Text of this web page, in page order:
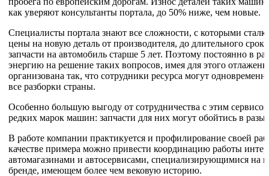
как уверяют консультанты портала, до 50% ниже, чем новые.
Специалисты портала знают все сложности, с которыми
цены на новую деталь от производителя, до длительного
запчасти на автомобиль старше 5 лет. Поэтому постоянно в
энергию на решение таких вопросов, имея для этого
организована так, что сотрудники ресурса могут
все разборки страны.
Особенно большую выгоду от сотрудничества с этим
редких марок машин: запчасти для них могут обойтись в
В работе компании практикуется и профилирование своей
качестве примера можно привести координацию работы
автомагазинами и автосервисами, специализирующимися на
бренде, имеющем более чем вековую историю.